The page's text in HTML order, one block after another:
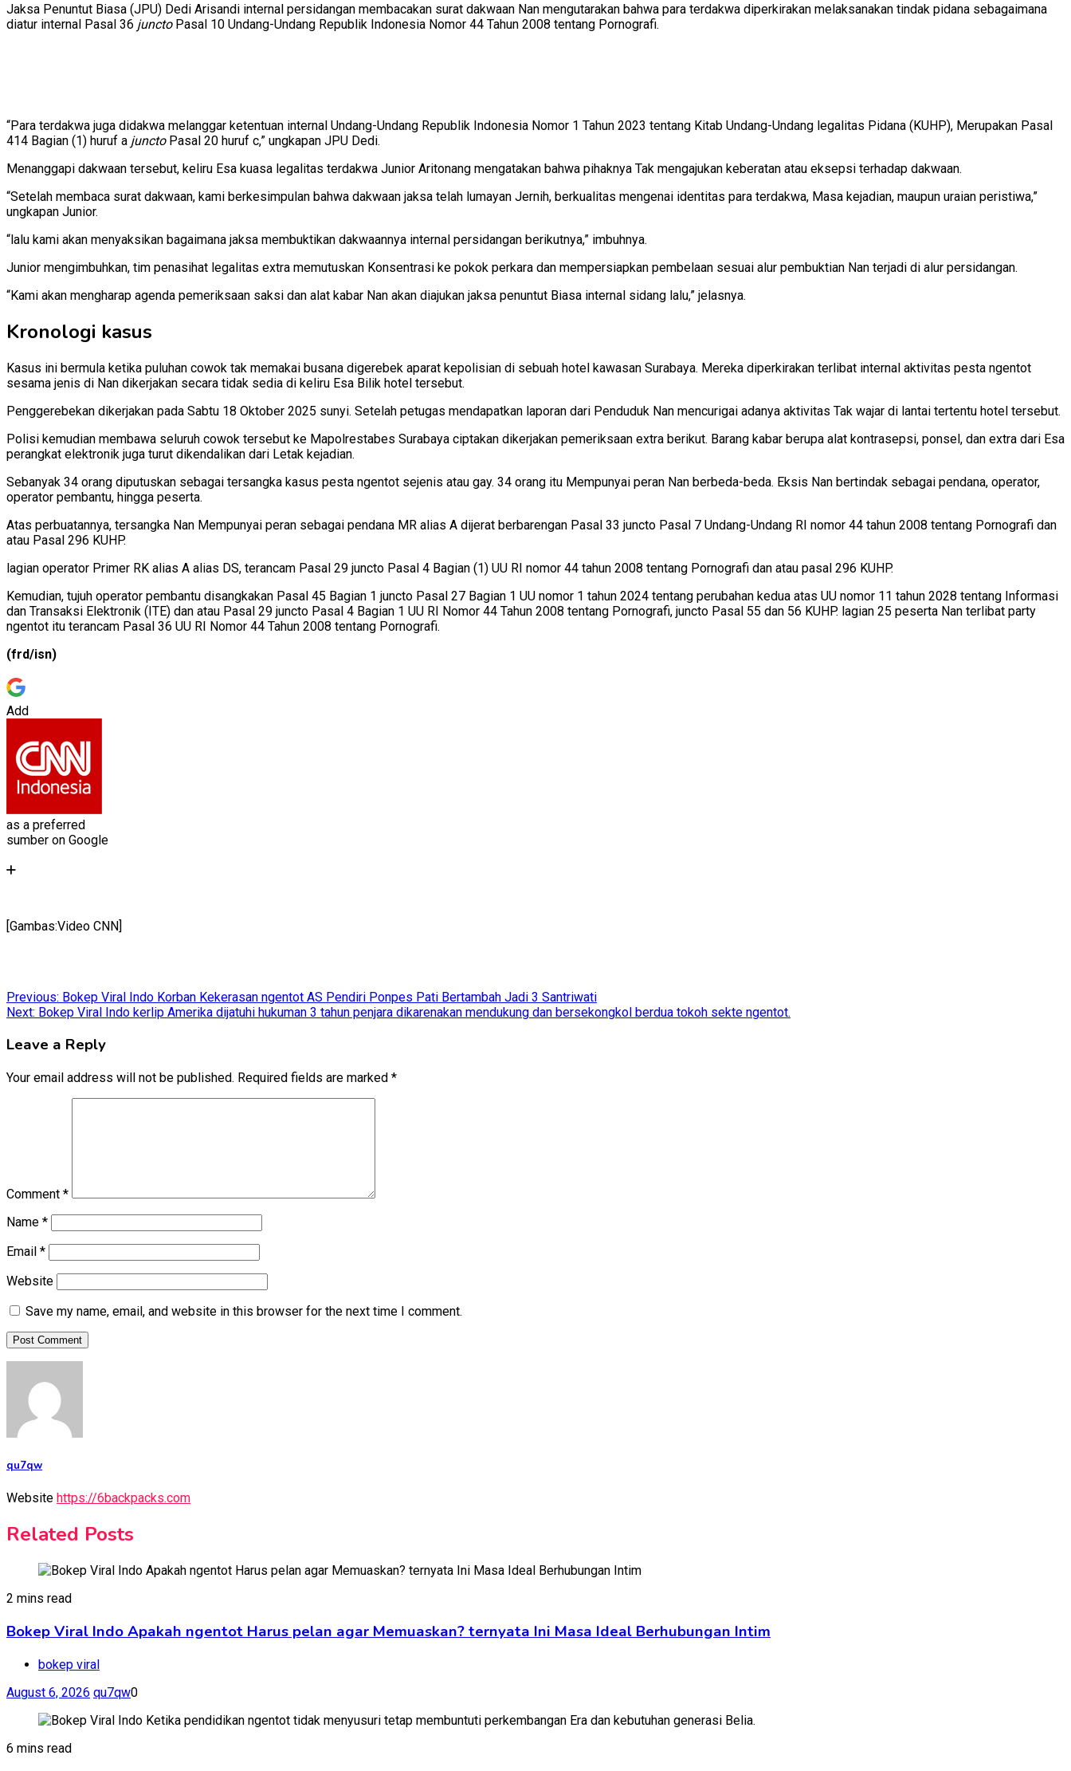
Jaksa Penuntut Biasa (JPU) Dedi Arisandi internal persidangan membacakan surat dakwaan Nan mengutarakan bahwa para terdakwa diperkirakan melaksanakan tindak pidana sebagaimana
diatur internal Pasal 36 junctoPasal 10 Undang-Undang Republik Indonesia Nomor 44 Tahun 2008 tentang Pornografi.
“Para terdakwa juga didakwa melanggar ketentuan internal Undang-Undang Republik Indonesia Nomor 1 Tahun 2023 tentang Kitab Undang-Undang legalitas Pidana (KUHP), Merupakan Pasal
414 Bagian (1) huruf a junctoPasal 20 huruf c,” ungkapan JPU Dedi.
Menanggapi dakwaan tersebut, keliru Esa kuasa legalitas terdakwa Junior Aritonang mengatakan bahwa pihaknya Tak mengajukan keberatan atau eksepsi terhadap dakwaan.
“Setelah membaca surat dakwaan, kami berkesimpulan bahwa dakwaan jaksa telah lumayan Jernih, berkualitas mengenai identitas para terdakwa, Masa kejadian, maupun uraian peristiwa,”
ungkapan Junior.
“lalu kami akan menyaksikan bagaimana jaksa membuktikan dakwaannya internal persidangan berikutnya,” imbuhnya.
Junior mengimbuhkan, tim penasihat legalitas extra memutuskan Konsentrasi ke pokok perkara dan mempersiapkan pembelaan sesuai alur pembuktian Nan terjadi di alur persidangan.
“Kami akan mengharap agenda pemeriksaan saksi dan alat kabar Nan akan diajukan jaksa penuntut Biasa internal sidang lalu,” jelasnya.
Kronologi kasus
Kasus ini bermula ketika puluhan cowok tak memakai busana digerebek aparat kepolisian di sebuah hotel kawasan Surabaya. Mereka diperkirakan terlibat internal aktivitas pesta ngentot
sesama jenis di Nan dikerjakan secara tidak sedia di keliru Esa Bilik hotel tersebut.
Penggerebekan dikerjakan pada Sabtu 18 Oktober 2025 sunyi. Setelah petugas mendapatkan laporan dari Penduduk Nan mencurigai adanya aktivitas Tak wajar di lantai tertentu hotel tersebut.
Polisi kemudian membawa seluruh cowok tersebut ke Mapolrestabes Surabaya ciptakan dikerjakan pemeriksaan extra berikut. Barang kabar berupa alat kontrasepsi, ponsel, dan extra dari Esa
perangkat elektronik juga turut dikendalikan dari Letak kejadian.
Sebanyak 34 orang diputuskan sebagai tersangka kasus pesta ngentot sejenis atau gay. 34 orang itu Mempunyai peran Nan berbeda-beda. Eksis Nan bertindak sebagai pendana, operator,
operator pembantu, hingga peserta.
Atas perbuatannya, tersangka Nan Mempunyai peran sebagai pendana MR alias A dijerat berbarengan Pasal 33 juncto Pasal 7 Undang-Undang RI nomor 44 tahun 2008 tentang Pornografi dan
atau Pasal 296 KUHP.
lagian operator Primer RK alias A alias DS, terancam Pasal 29 juncto Pasal 4 Bagian (1) UU RI nomor 44 tahun 2008 tentang Pornografi dan atau pasal 296 KUHP.
Kemudian, tujuh operator pembantu disangkakan Pasal 45 Bagian 1 juncto Pasal 27 Bagian 1 UU nomor 1 tahun 2024 tentang perubahan kedua atas UU nomor 11 tahun 2028 tentang Informasi
dan Transaksi Elektronik (ITE) dan atau Pasal 29 juncto Pasal 4 Bagian 1 UU RI Nomor 44 Tahun 2008 tentang Pornografi, juncto Pasal 55 dan 56 KUHP. lagian 25 peserta Nan terlibat party
ngentot itu terancam Pasal 36 UU RI Nomor 44 Tahun 2008 tentang Pornografi.
(frd/isn)
Add
as a preferred
sumber on Google
[Gambas:Video CNN]
Post
navigation
Previous: Bokep Viral Indo Korban Kekerasan ngentot AS Pendiri Ponpes Pati Bertambah Jadi 3 Santriwati
Next: Bokep Viral Indo kerlip Amerika dijatuhi hukuman 3 tahun penjara dikarenakan mendukung dan bersekongkol berdua tokoh sekte ngentot.
Leave a Reply
Your email address will not be published. Required fields are marked *
Comment *
Name *
Email *
Website
Save my name, email, and website in this browser for the next time I comment.
qu7qw
Website https://6backpacks.com
Related Posts
2 mins read
Bokep Viral Indo Apakah ngentot Harus pelan agar Memuaskan? ternyata Ini Masa Ideal Berhubungan Intim
bokep viral
August 6, 2026 qu7qw0
6 mins read